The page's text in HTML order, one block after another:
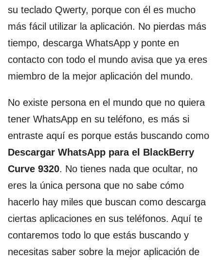
su teclado Qwerty, porque con él es mucho
más fácil utilizar la aplicación. No pierdas más
tiempo, descarga WhatsApp y ponte en
contacto con todo el mundo avisa que ya eres
miembro de la mejor aplicación del mundo.
No existe persona en el mundo que no quiera
tener WhatsApp en su teléfono, es más si
entraste aquí es porque estás buscando como
Descargar WhatsApp para el BlackBerry
Curve 9320. No tienes nada que ocultar, no
eres la única persona que no sabe cómo
hacerlo hay miles que buscan como descarga
ciertas aplicaciones en sus teléfonos. Aquí te
contaremos todo lo que estás buscando y
necesitas saber sobre la mejor aplicación de